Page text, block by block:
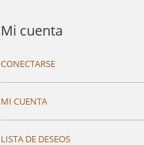
Mi cuenta
CONECTARSE
MI CUENTA
LISTA DE DESEOS